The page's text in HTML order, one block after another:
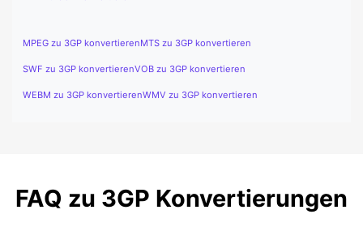
MPEG zu 3GP konvertierenMTS zu 3GP konvertieren
SWF zu 3GP konvertierenVOB zu 3GP konvertieren
WEBM zu 3GP konvertierenWMV zu 3GP konvertieren
FAQ zu 3GP Konvertierungen